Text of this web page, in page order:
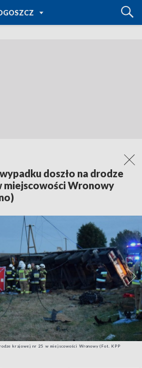
TVP REGIONY
doszło na drodze
miejscowości Wronowy
krajowej nr 25 w miejscowości Wronowy (Fot. KPP